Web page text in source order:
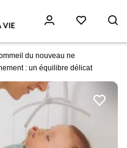
du nouveau ne
: un équilibre délicat